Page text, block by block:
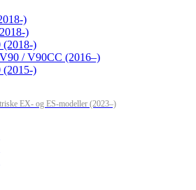
)
)
)
/ V90CC (2016–)
)
EX- og ES-modeller (2023–)